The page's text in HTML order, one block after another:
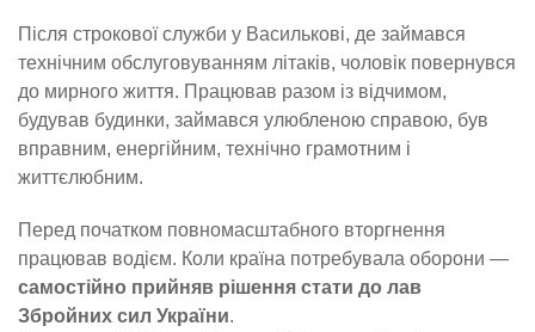
Після строкової служби у Василькові, де займався
технічним обслуговуванням літаків, чоловік повернувся
до мирного життя. Працював разом із відчимом,
будував будинки, займався улюбленою справою, був
вправним, енергійним, технічно грамотним і
життєлюбним.
Перед початком повномасштабного вторгнення
працював водієм. Коли країна потребувала оборони —
самостійно прийняв рішення стати до лав
Збройних сил України.